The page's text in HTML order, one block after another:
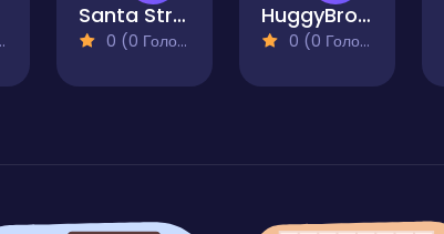
Santa StrongLift Christmas
0 (0 Голосів)
HuggyBros Christmas
0 (0 Голосів)